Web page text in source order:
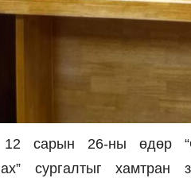
сарын 26-ны өдөр
сургалтыг